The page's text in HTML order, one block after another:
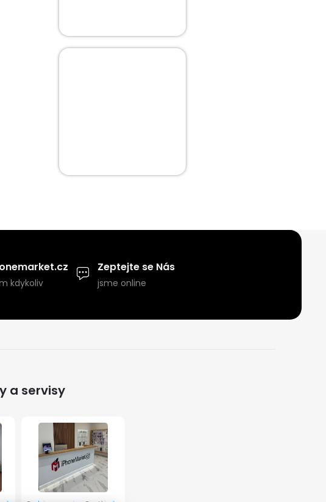
kdykoliv
Zeptejte se Nás
jsme online
a servisy